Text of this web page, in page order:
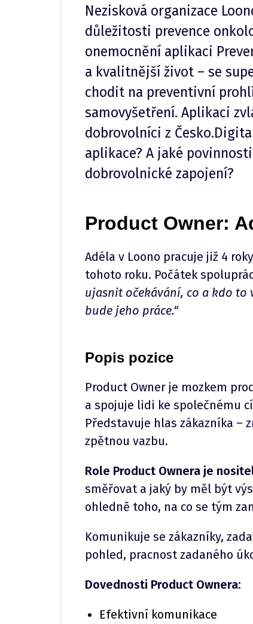
Nezisková organizace
důležitosti prevence
onemocnění aplikaci
a kvalitnější život – se
chodit na preventivní
samovyšetření. Aplikaci
dobrovolníci z
aplikace? A jaké
dobrovolnické zapojení?
Product Owner:
Adéla v Loono pracuje již 4
tohoto roku. Počátek
ujasnit očekávání, co a kdo to
bude jeho práce.“
Popis pozice
Product Owner je mozkem
a spojuje lidi ke společnému
Představuje hlas zákazníka –
zpětnou vazbu.
Role Product Ownera je
směřovat a jaký by měl být
ohledně toho, na co se tým
Komunikuje se zákazníky,
pohled, pracnost zadaného
Dovednosti Product Ownera:
Efektivní komunikace